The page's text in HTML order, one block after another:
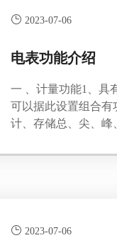
2023-07-06
电表功能介绍
一 、计量功能1、具
可以据此设置组合有
计、存储总、尖、峰
1、通过CPU 卡实现
2023-07-06